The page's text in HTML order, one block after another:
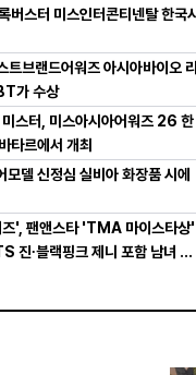
티넨탈 한국시
브랜드어워즈 아시아바이오 리
가 수상
스터, 미스아시아어워즈 26 한
타르에서 개최
모델 신정심 실비아 화장품 시에
즈', 팬앤스타 'TMA 마이스타상'
진∙블랙핑크 제니 포함 남녀 아